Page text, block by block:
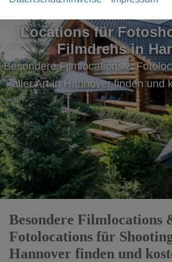
Locations für
Filmdrehs in
Besondere Filmlocations &
aller Art in Hannover finden und
Locations für
Filmdrehs in
Besondere Filmlocations &
aller Art in Hannover finden und
Besondere Filmlocations
Fotolocations für
Hannover finden und